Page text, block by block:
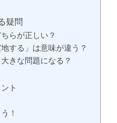
疑問
らが正しい？
する」は意味が違う？
きな問題になる？
ト
！